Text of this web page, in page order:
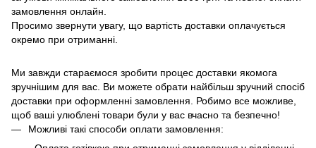
замовлення онлайн.
Просимо звернути увагу, що вартість доставки оплачується
окремо при отриманні.
Ми завжди стараємося зробити процес доставки якомога
зручнішим для вас. Ви можете обрати найбільш зручний спосіб
доставки при оформленні замовлення. Робимо все можливе,
щоб ваші улюблені товари були у вас вчасно та безпечно!
Можливі такі способи оплати замовлення: